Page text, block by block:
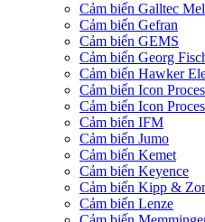
Cảm biến Galltec
Cảm biến Gefran
Cảm biến GEMS
Cảm biến Georg
Cảm biến Hawker
Cảm biến Icon
Cảm biến Icon
Cảm biến IFM
Cảm biến Jumo
Cảm biến Kemet
Cảm biến Keyence
Cảm biến Kipp &
Cảm biến Lenze